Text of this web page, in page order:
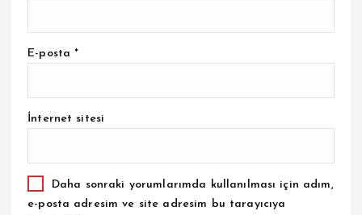
E-posta*
İnternet sitesi
Daha sonraki yorumlarımda kullanılması için adım,
e-posta adresim ve site adresim bu tarayıcıya